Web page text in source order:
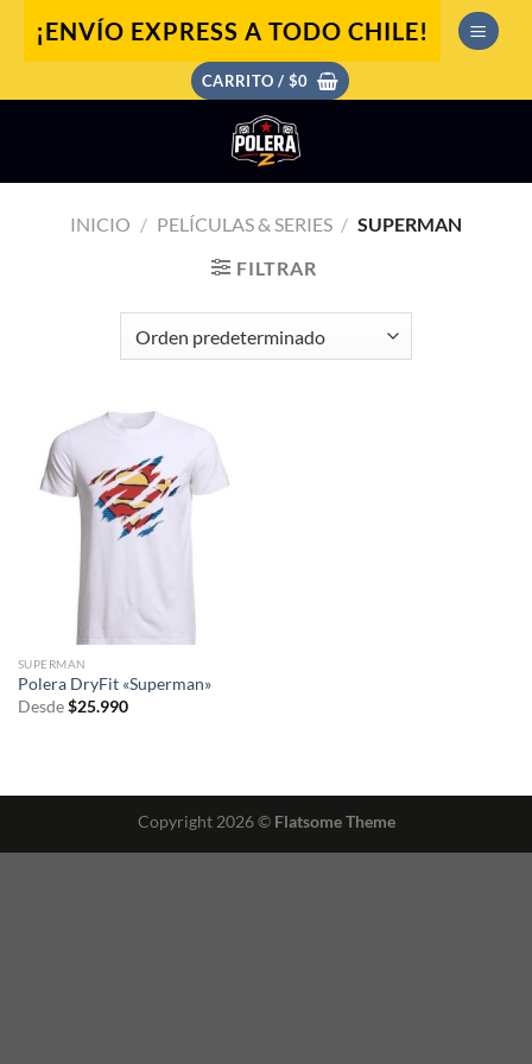
¡ENVÍO EXPRESS A TODO CHILE!
CARRITO / $0
INICIO / PELÍCULAS & SERIES / SUPERMAN
FILTRAR
SUPERMAN
Polera DryFit «Superman»
Desde $25.990
Copyright 2026 © Flatsome Theme